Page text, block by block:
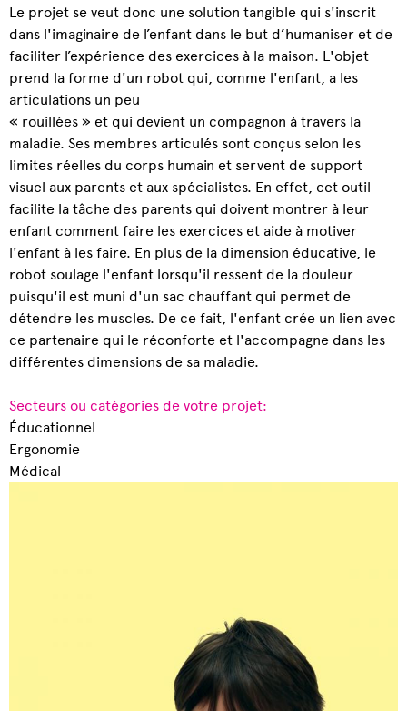
Le projet se veut donc une solution tangible qui s'inscrit
dans l'imaginaire de l’enfant dans le but d’humaniser et de
faciliter l’expérience des exercices à la maison. L'objet
prend la forme d'un robot qui, comme l'enfant, a les
articulations un peu
« rouillées » et qui devient un compagnon à travers la
maladie. Ses membres articulés sont conçus selon les
limites réelles du corps humain et servent de support
visuel aux parents et aux spécialistes. En effet, cet outil
facilite la tâche des parents qui doivent montrer à leur
enfant comment faire les exercices et aide à motiver
l'enfant à les faire. En plus de la dimension éducative, le
robot soulage l'enfant lorsqu'il ressent de la douleur
puisqu'il est muni d'un sac chauffant qui permet de
détendre les muscles. De ce fait, l'enfant crée un lien avec
ce partenaire qui le réconforte et l'accompagne dans les
différentes dimensions de sa maladie.
Secteurs ou catégories de votre projet:
Éducationnel
Ergonomie
Médical